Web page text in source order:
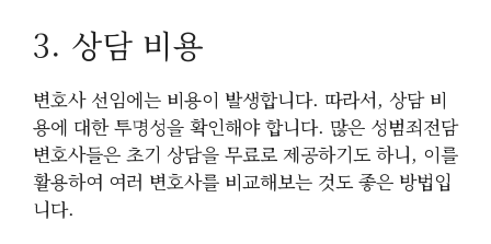
3. 상담 비용
변호사 선임에는 비용이 발생합니다. 따라서, 상담 비
용에 대한 투명성을 확인해야 합니다. 많은 성범죄전담
변호사들은 초기 상담을 무료로 제공하기도 하니, 이를
활용하여 여러 변호사를 비교해보는 것도 좋은 방법입
니다.